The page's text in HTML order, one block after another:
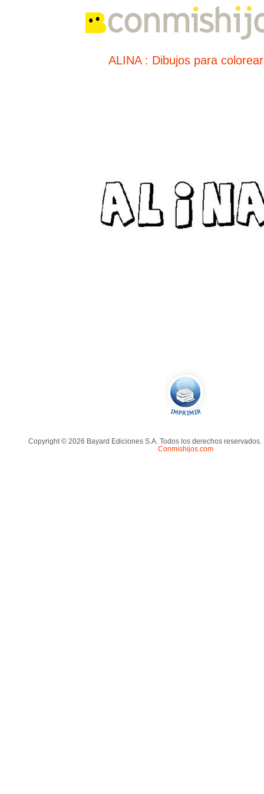
ALINA : Dibujos para colorear
Copyright © 2026 Bayard Ediciones S.A. Todos los derechos reservados.
Conmishijos.com